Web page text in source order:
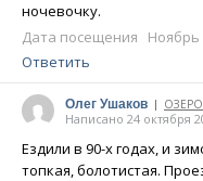
ночевочку.
Дата посещения Ноябрь
Ответить
Олег Ушаков |
Написано 24 октября
Ездили в 90-х годах, и
топкая, болотистая.